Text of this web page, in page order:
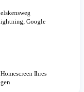
Google
Ihres